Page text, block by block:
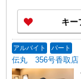
キー
アルバイト パート
伝丸 356号香取店